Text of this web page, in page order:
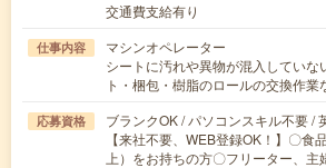
交通費支給有り
仕事内容
マシンオペレーター
シートに汚れや異物が混入していな
ト・梱包・樹脂のロールの交換作
応募資格
ブランクOK / パソコンスキル不要 /
【来社不要、WEB登録OK！】〇食
上）をお持ちの方〇フリーター、